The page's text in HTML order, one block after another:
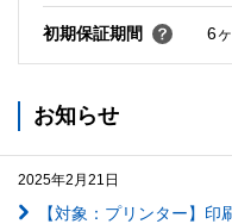
初期保証期間 6
お知らせ
2025年2月21日
【対象：プリンター】